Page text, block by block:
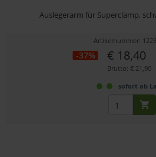
Auslegerarm für Superclamp,
Artikelnummer:
-37% € 18,40
Brutto: € 21,90
sofort ab